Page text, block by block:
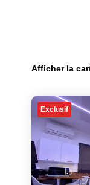
Afficher la
Exclusif